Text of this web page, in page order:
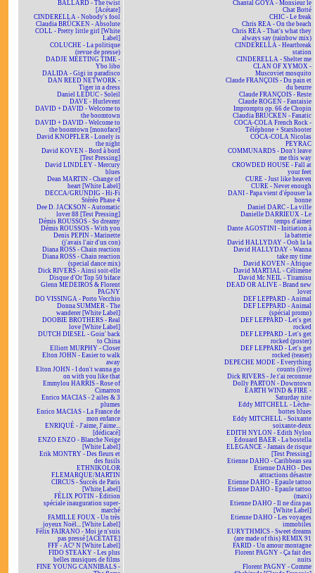
BALLARD - The twist
[Acétate]
CINDERELLA - Nobody's fool
Claudia BRÜCKEN - Absolute
COLL - Pretty little girl [White
Label]
COLUCHE - La politique
(revue de presse)
DADJE MEETING TIME -
Ybo libo
DALIDA - Gigi in paradisco
DAN REED NETWORK -
Tiger in a dress
Daniel LEDUC - Soleil
DAVE - Hurlevent
DAVID + DAVID - Welcome to
the boomtown
DAVID + DAVID - Welcome to
the boomtown [monoface]
David KNOPFLER - Lonely is
the night
David KOVEN - Bord à bord
[Test Pressing]
David LINDLEY - Mercury
blues
Dean MARTIN - Change of
heart [White Label]
DECCA/GRUNDIG - Hi-Fi
Stéréo Phase 4
Dee D. JACKSON - Automatic
lover 88 [Test Pressing]
Démis ROUSSOS - So dreamy
Démis ROUSSOS - With you
Denis PEPIN - Marinette
(j'avais l'air d'un con)
Diana ROSS - Chain reaction
Diana ROSS - Chain reaction
(special dance mix)
Dick RIVERS - Ainsi soit-elle
Disque d'Or Top 50 biface
Glenn MEDEIROS & Florent
PAGNY
DO VISSINGA - Porto Vecchio
Donna SUMMER - The
wanderer [White Label]
DOOBIE BROTHERS - Real
love [White Label]
DUTCH DIESEL - Goin' back
to China
Elliott MURPHY - Closer
Elton JOHN - Easier to walk
away
Elton JOHN - I don't wanna go
on with you like that
Emmylou HARRIS - Rose of
Cimarron
Enrico MACIAS - 2 ailes & 3
plumes
Enrico MACIAS - La France de
mon enfance
ENRIQUÉ - J'aime, J'aime...
[dédicacé]
ENZO ENZO - Blanche Neige
[White Label]
Erik MONTRY - Des fleurs et
des fusils
ETHNIKOLOR
F.LEMARQUE/MARTIN
CIRCUS - Succès de Paris
[White Label]
FÉLIX POTIN - Édition
spéciale inauguration super-
marché
FAMILLE FOUX - Un très
joyeux Noël... [White Label]
Félix FAIRANO - Moi je n'suis
pas pressé [ACÉTATE]
FFF - AC² N [White Label]
FIDO STEAKY - Les plus
belles musiques de films
FINE YOUNG CANNIBALS -
Chantal GOYA - Monsieur le
Chat Botté
CHIC - Le freak
Chris REA - On the beach
Chris REA - That's what they
always say (rainbow mix)
CINDERELLA - Heartbreak
station
CINDERELLA - Shelter me
CLAN OF XYMOX -
Muscoviet mosquito
Claude FRANÇOIS - Du pain et
du beurre
Claude FRANÇOIS - Reste
Claude ROGEN - Fantaisie
Impromptu op. 66 de Chopin
Claudia BRÜCKEN - Fanatic
COCA-COLA French Rock -
Téléphone + Starshooter
COCA-COLA Nicolas
PEYRAC
COMMUNARDS - Don't leave
me this way
CROWDED HOUSE - Fall at
your feet
CURE - Just like heaven
CURE - Never enough
DANI - Papa vient d'épouser la
bonne
Daniel DARC - La ville
Danielle DARRIEUX - Le
temps d'aimer
Dante AGOSTINI - Initiation à
la batterie
David HALLYDAY - Ooh la la
David HALLYDAY - Wanna
take my time
David KOVEN - Afrique
David MARTIAL - Célimène
David Mc NEIL - Tiramisu
DEAD OR ALIVE - Brand new
lover
DEF LEPPARD - Animal
DEF LEPPARD - Animal
(spécial promo)
DEF LEPPARD - Let's get
rocked
DEF LEPPARD - Let's get
rocked (poster)
DEF LEPPARD - Let's get
rocked (teaser)
DEPECHE MODE - Everything
counts (live)
Dick RIVERS - Je t'ai reconnue
Dolly PARTON - Downtown
EARTH WIND & FIRE -
Saturday nite
Eddy MITCHELL - Lèche-
bottes blues
Eddy MITCHELL - Soixante
soixante-deux
EDITH NYLON - Edith Nylon
Edouard BAER - La bostella
ELEGANCE - Jamais de risque
[Test Pressing]
Etienne DAHO - Caribbean sea
Etienne DAHO - Des
attractions désastre
Etienne DAHO - Epaule tattoo
Etienne DAHO - Epaule tattoo
(maxi)
Etienne DAHO - Il ne dira pas
[White Label]
Etienne DAHO - Les voyages
immobiles
EURYTHMICS - Sweet dreams
(are made of this) REMIX 91
FARID - Un amour montagne
Florent PAGNY - Ça fait des
nuits
Florent PAGNY - Comme